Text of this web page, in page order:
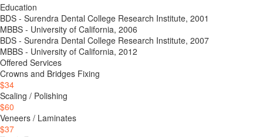
Education
BDS - Surendra Dental College Research Institute, 2001
MBBS - University of California, 2006
BDS - Surendra Dental College Research Institute, 2007
MBBS - University of California, 2012
Offered Services
Crowns and Bridges Fixing
$34
Scaling / Polishing
$60
Veneers / Laminates
$37